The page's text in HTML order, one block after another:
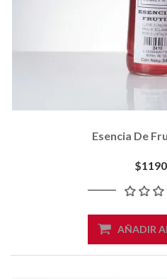
Esencia De
AÑADIR